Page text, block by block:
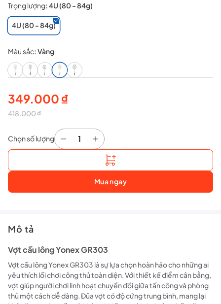
Trọng lượng:4U (80 - 84g)
4U (80 - 84g)
Màu sắc:Vàng
418.000₫
Giá
là:
418.000 ₫.
349.000 ₫
Giá
tại
là:
Chọn số lượng
Vợt cầu lông Yonex GR303 số lượng
Mua ngay
Mô tả
Vợt cầu lông Yonex GR303
Vợt cầu lông Yonex GR303 là sự lựa chọn hoàn hảo cho những ai
yêu thích lối chơi công thủ toàn diện. Với thiết kế điểm cân bằng,
vợt giúp người chơi linh hoạt chuyển đổi giữa tấn công và phòng
thủ một cách dễ dàng. Đũa vợt có độ cứng trung bình, mang lại